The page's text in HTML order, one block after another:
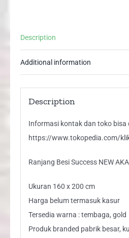
Description
Additional information
Description
Informasi kontak dan toko bisa
https://www.tokopedia.com/
Ranjang Besi Success NEW
Ukuran 160 x 200 cm
Harga belum termasuk kasur
Tersedia warna : tembaga, gold
Produk branded pabrik besar,